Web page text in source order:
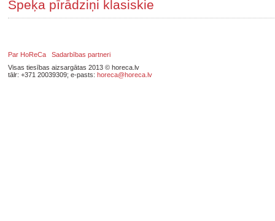
Speķa pīrādziņi klasiskie
Par HoReCa
Sadarbības partneri
Visas tiesības aizsargātas 2013 © horeca.lv
tālr: +371 20039309; e-pasts: horeca@horeca.lv